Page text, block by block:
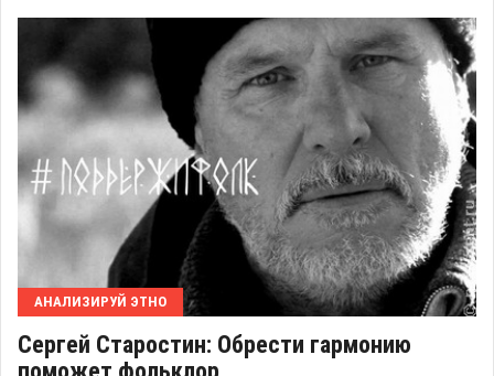
АНАЛИЗИРУЙ ЭТНО
Сергей Старостин: Обрести гармонию